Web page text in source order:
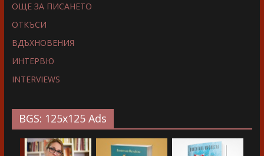
ОЩЕ ЗА ПИСАНЕТО
ОТКЪСИ
ВДЪХНОВЕНИЯ
ИНТЕРВЮ
INTERVIEWS
BGS: 125x125 Ads